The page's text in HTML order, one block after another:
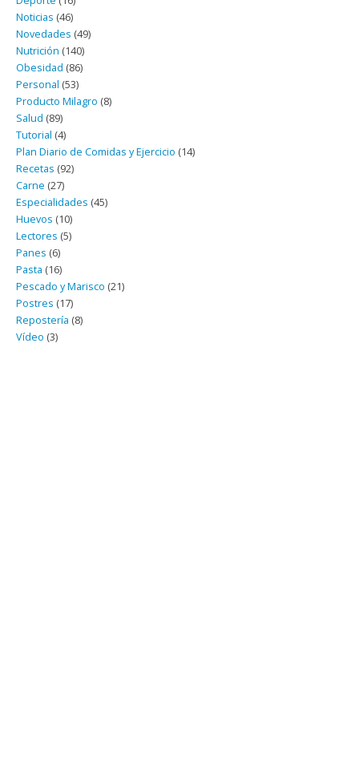
Noticias (46)
Novedades (49)
Nutrición (140)
Obesidad (86)
Personal (53)
Producto Milagro (8)
Salud (89)
Tutorial (4)
Plan Diario de Comidas y Ejercicio (14)
Recetas (92)
Carne (27)
Especialidades (45)
Huevos (10)
Lectores (5)
Panes (6)
Pasta (16)
Pescado y Marisco (21)
Postres (17)
Repostería (8)
Vídeo (3)